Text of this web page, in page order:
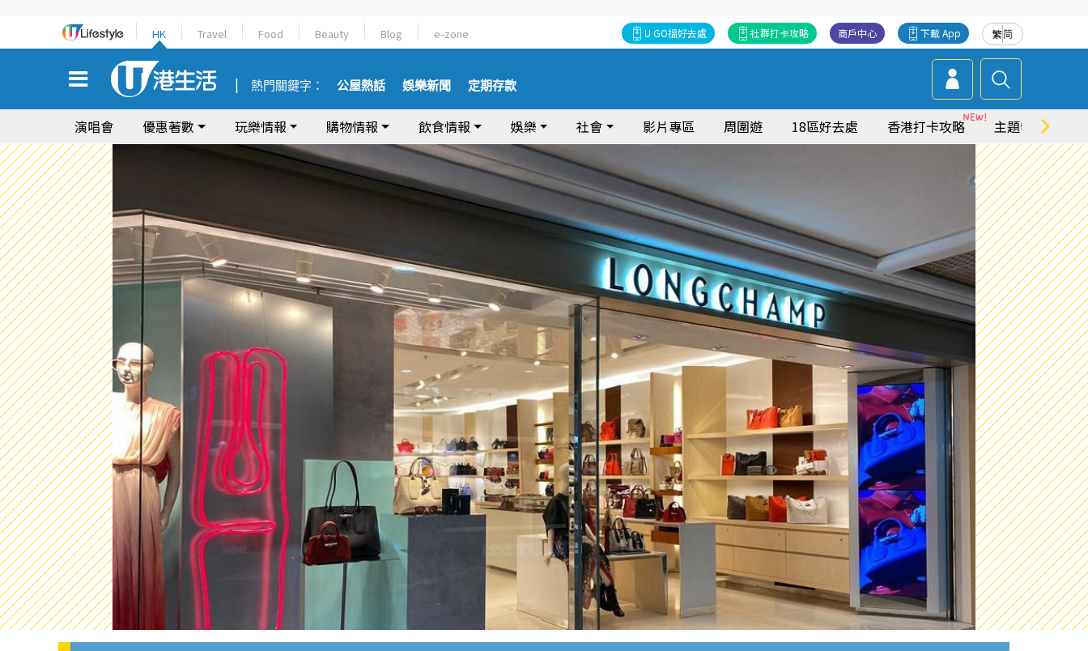
HK Travel Food Beauty Blog e-zone 繁简
下載 App
商戶中心
社群打卡攻略
U GO搵好去處
熱門關鍵字： 公屋熱話 娛樂新聞 定期存款
演唱會 優惠著數 玩樂情報 購物情報 飲食情報 娛樂 社會 影片專區 周圍遊 18區好去處 香港打卡攻略 主題特集